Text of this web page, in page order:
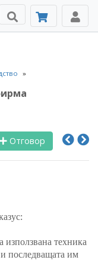
Отговор
техника
последващата им